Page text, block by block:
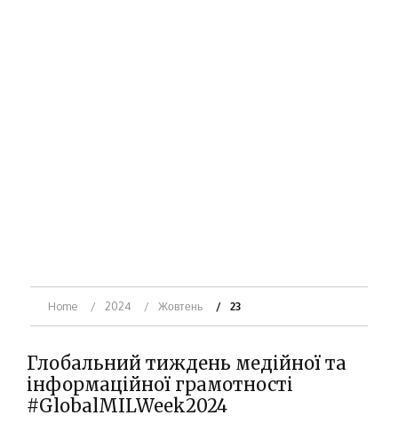
Home 2024 Жовтень 23
Глобальний тиждень медійної та
інформаційної грамотності
#GlobalMILWeek2024